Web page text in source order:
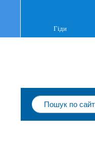
Гіди